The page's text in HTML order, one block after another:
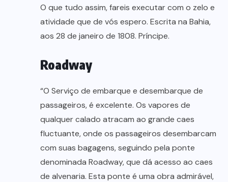
O que tudo assim, fareis executar com o zelo e
atividade que de vós espero. Escrita na Bahia,
aos 28 de janeiro de 1808. Príncipe.
Roadway
“O Serviço de embarque e desembarque de
passageiros, é excelente. Os vapores de
qualquer calado atracam ao grande caes
fluctuante, onde os passageiros desembarcam
com suas bagagens, seguindo pela ponte
denominada Roadway, que dá acesso ao caes
de alvenaria. Esta ponte é uma obra admirável,